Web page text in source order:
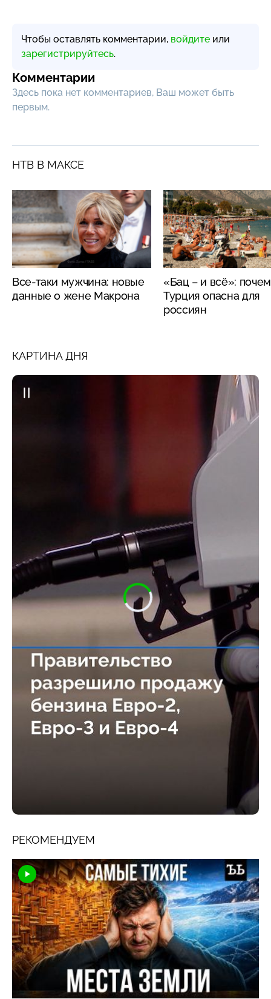
Чтобы оставлять комментарии, войдите или
зарегистрируйтесь.
Комментарии
Здесь пока нет комментариев, Ваш может быть
первым.
НТВ В МАКСЕ
Все-таки мужчина: новые
данные о жене Макрона
«Бац – и всё»:
Турция опасна для
россиян
КАРТИНА ДНЯ
РЕКОМЕНДУЕМ